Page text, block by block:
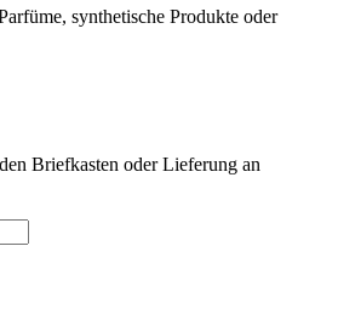
synthetische Produkte oder
Briefkasten oder Lieferung an